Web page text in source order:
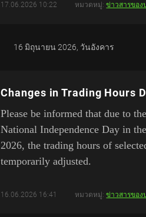
17.06.2026 10:22 หมวดหมู่:ข่าวสารของ
16 มิถุนายน 2026, วันอังคาร
Changes in Trading Hours
Please be informed that due to
National Independence Day in
2026, the trading hours of
temporarily adjusted.
16.06.2026 16:41 หมวดหมู่:ข่าวสารของ